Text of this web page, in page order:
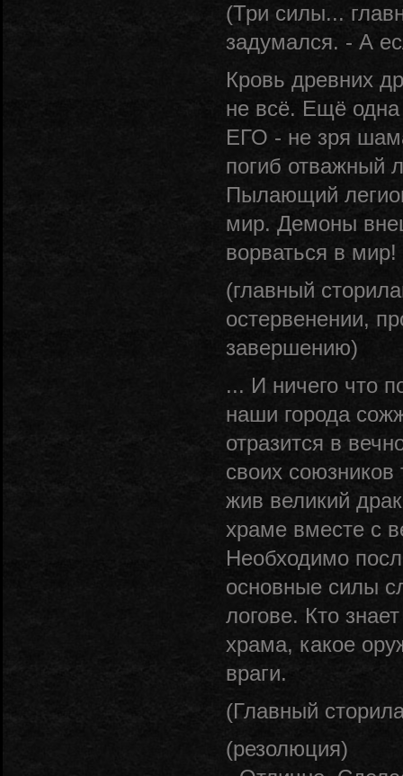
(Три силы...
задумался. - А
Кровь древних
не всё. Ещё
ЕГО - не зря
погиб отважный
Пылающий
мир. Демоны
ворваться в
(главный
остервенении,
завершению)
... И ничего что
наши города
отразится в
своих
жив великий
храме вместе с
Необходимо
основные силы
логове. Кто
храма, какое
враги.
(Главный
(резолюция)